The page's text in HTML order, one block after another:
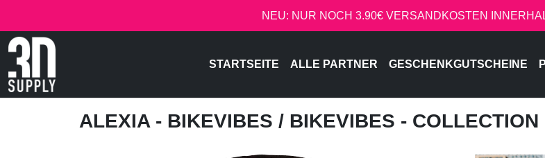
NEU: NUR NOCH 3.90€ VERSANDKOSTEN
STARTSEITE ALLE PARTNER GESCHENKGUTSCHEINE
ALEXIA - BIKEVIBES / BIKEVIBES -